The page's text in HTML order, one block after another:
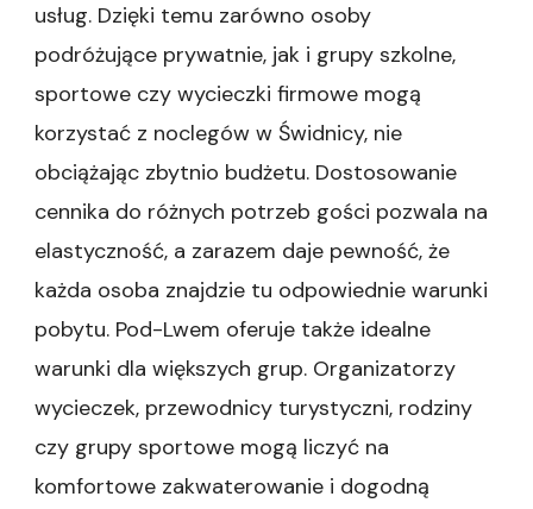
usług. Dzięki temu zarówno osoby
podróżujące prywatnie, jak i grupy szkolne,
sportowe czy wycieczki firmowe mogą
korzystać z noclegów w Świdnicy, nie
obciążając zbytnio budżetu. Dostosowanie
cennika do różnych potrzeb gości pozwala na
elastyczność, a zarazem daje pewność, że
każda osoba znajdzie tu odpowiednie warunki
pobytu. Pod-Lwem oferuje także idealne
warunki dla większych grup. Organizatorzy
wycieczek, przewodnicy turystyczni, rodziny
czy grupy sportowe mogą liczyć na
komfortowe zakwaterowanie i dogodną